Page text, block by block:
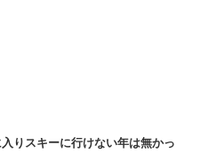
りスキーに行けない年は無かっ